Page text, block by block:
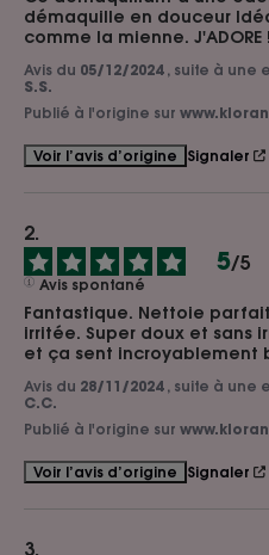
démaquille en douceur
comme la mienne. J'ADORE !
Avis du 05/12/2024 , suite à une
S.S.
Publié à l'origine sur
Voir l’avis d’origine Signaler
5/5
Avis spontané
Fantastique. Nettoie
irritée. Super doux et sans
et ça sent incroyablement
Avis du 28/11/2024 , suite à une
C.C.
Publié à l'origine sur
Voir l’avis d’origine Signaler